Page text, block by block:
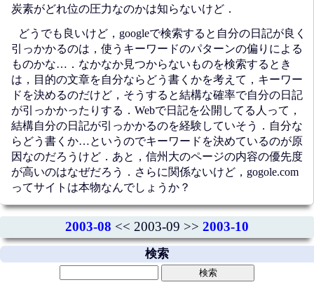
炭素がどれ位の圧力なのかは知らないけど．
どうでも良いけど，googleで検索すると自分の日記が良く
引っかかるのは，使うキーワードのパターンの偏りによる
ものかな…．なかなか見つからないものを検索するとき
は，目的の文章を自分ならどう書くかを考えて，キーワー
ドを決めるのだけど，そうすると結構な確率で自分の日記
が引っかかったりする．Webで日記を公開してる人って，
結構自分の日記が引っかかるのを経験していそう．自分な
らどう書くか…というのでキーワードを決めているのが原
因なのだろうけど．あと，信州大のページの内容の優先度
が高いのはなぜだろう．さらに関係ないけど，gogole.com
ってサイトは本物なんでしょうか？
2003-08 << 2003-09 >> 2003-10
検索